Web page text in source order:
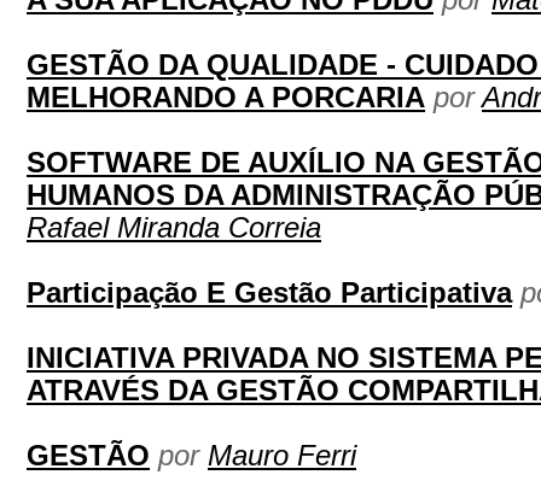
GESTÃO DA QUALIDADE -
MELHORANDO A PORCARIA por
SOFTWARE DE AUXÍLIO NA
HUMANOS DA ADMINISTRAÇÃO
Rafael Miranda Correia
Participação E Gestão Participativa
INICIATIVA PRIVADA NO SISTEMA
ATRAVÉS DA GESTÃO
GESTÃO por Mauro Ferri